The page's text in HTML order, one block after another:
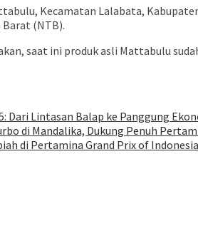
Kecamatan Lalabata,
(NTB).
saat ini produk asli Mattabulu
Dari Lintasan Balap ke Panggung
di Mandalika, Dukung Penuh
di Pertamina Grand Prix of Indonesia